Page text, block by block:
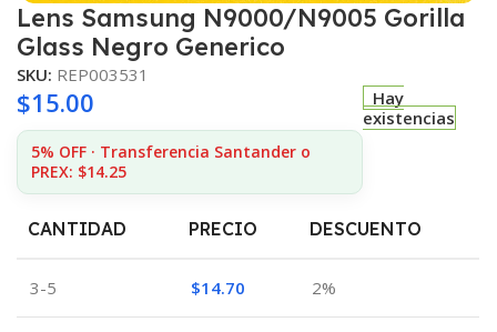
Lens Samsung N9000/N9005 Gorilla
Glass Negro Generico
SKU: REP003531
$15.00
5% OFF · Transferencia Santander o
PREX: $14.25
Hay
existencias
CANTIDAD PRECIO DESCUENTO
3-5 $14.70 2%